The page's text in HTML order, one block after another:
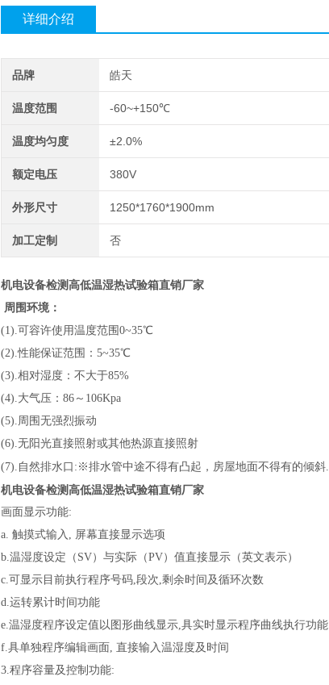
详细介绍
品牌 皓天
温度范围 -60~+150℃
温度均匀度 ±2.0%
额定电压 380V
外形尺寸 1250*1760*1900mm
加工定制 否
机电设备检测高低温湿热试验箱直销厂家
周围环境：
(1).可容许使用温度范围0~35℃
(2).性能保证范围：5~35℃
(3).相对湿度：不大于85%
(4).大气压：86～106Kpa
(5).周围无强烈振动
(6).无阳光直接照射或其他热源直接照射
(7). 自然排水口:※排水管中途不得有凸起，房屋地面不得有的倾斜.
机电设备检测高低温湿热试验箱直销厂家
画面显示功能:
a. 触摸式输入, 屏幕直接显示选项
b.温湿度设定（SV）与实际（PV）值直接显示（英文表示）
c.可显示目前执行程序号码,段次,剩余时间及循环次数
d.运转累计时间功能
e.温湿度程序设定值以图形曲线显示,具实时显示程序曲线执行功能
f.具单独程序编辑画面, 直接输入温湿度及时间
3.程序容量及控制功能: